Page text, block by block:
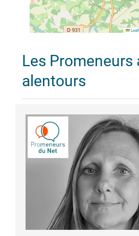
Les Promeneurs
alentours